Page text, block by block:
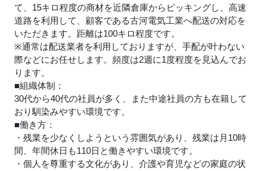
て、15キロ程度の商材を近隣倉庫からピッキングし、高速
道路を利用して、顧客である古河電気工業へ配送の対応を
いただきます。距離は100キロ程度です。
※通常は配送業者を利用しておりますが、手配が叶わない
際などにお任せします。頻度は2週に1度程度を見込んでお
ります。
■組織体制：
30代から40代の社員が多く、また中途社員の方も在籍して
おり馴染みやすい環境です。
■働き方：
・残業を少なくしようという雰囲気があり、残業は月10時
間、年間休日も110日と働きやすい環境です。
・個人を尊重する文化があり、介護や育児などの家庭の状